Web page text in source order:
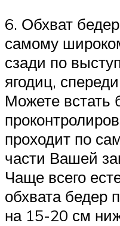
6. Обхват
самому
сзади по
ягодиц,
Можете встать
проходит по
части Вашей
Чаще всего
обхвата бедер
на 15-20 см